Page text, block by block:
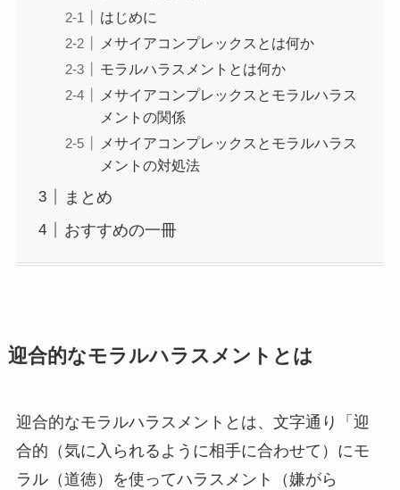
はじめに
メサイアコンプレックスとは何か
モラルハラスメントとは何か
メサイアコンプレックスとモラルハラス
メントの関係
メサイアコンプレックスとモラルハラス
メントの対処法
まとめ
おすすめの一冊
迎合的なモラルハラスメントとは
迎合的なモラルハラスメントとは、文字通り「迎
合的（気に入られるように相手に合わせて）にモ
ラル（道徳）を使ってハラスメント（嫌がら